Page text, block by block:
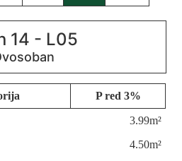
14 - L05
P red 3%
3.99m²
4.50m²